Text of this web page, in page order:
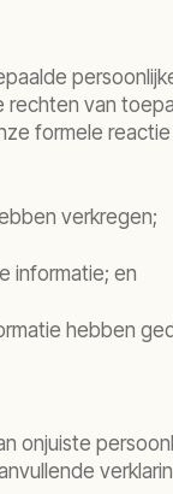
van
formele
verkregen;
informatie; en
hebben
onjuiste